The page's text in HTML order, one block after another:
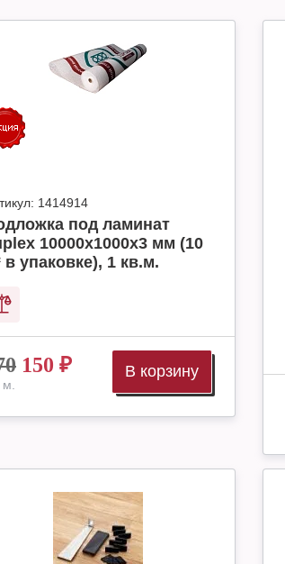
1414914
под ламинат
10000x1000x3 мм (10
в упаковке), 1 кв.м.
150 ₽ В корзину